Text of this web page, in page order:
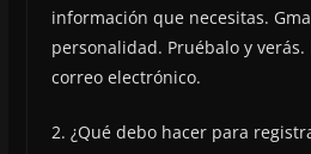
información que necesitas.
personalidad. Pruébalo y
correo electrónico.
2. ¿Qué debo hacer para